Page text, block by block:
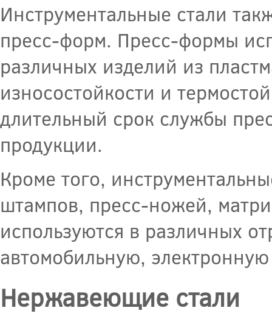
Инструментальные стали
пресс-форм. Пресс-формы
различных изделий из
износостойкости и
длительный срок службы
продукции.
Кроме того,
штампов, пресс-ножей,
используются в различных
автомобильную,
Нержавеющие стали